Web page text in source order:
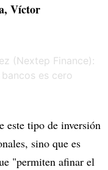
Víctor
este tipo de inversión
sino que es
"permiten afinar el